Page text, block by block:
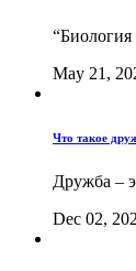
“Биология
May 21,
Что такое
Дружба –
Dec 02,